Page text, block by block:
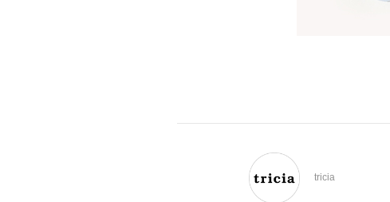
tricia